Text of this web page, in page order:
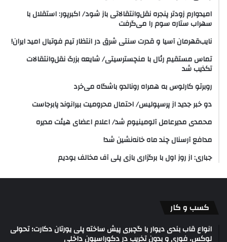
امیدوارم زودتر پنجره نقل‌وانتقالاتی باز شود/ اکبرپور: استقلال با
سهراب ستاره سوم را می‌گرفت
نایب‌قهرمان آسیا و قدرت سنتی شرق در انتظار تیم فوتبال امید ایران!
تماس مستقیم رئال با منچسترسیتی/ شایعه بزرگ نقل‌وانتقالات
تکذیب شد
روبرتو کارلوس به همراه رونالدو باشگاه می‌خرد
دو خبر جدید از پرسپولیس/ احتمال محرومیت بیرانوند پابرجاست
محمدی مدیرعامل آلومینیوم شد/ اعلام اعضای هیئت‌ مدیره
مدافع آرسنال چند ماه خانه‌نشین شد!
جباری: از روز اول با برگزاری بازی پلی آف مخالف بودیم
کسب و کار
انواع قاب بندی دیوار با گچبری پیش ساخته پلی یورتان دکارت؛ تحولی
لوکس، فوری و بدون تخریب در دکوراسیون داخلی